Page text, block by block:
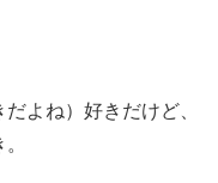
よね）好きだけど、